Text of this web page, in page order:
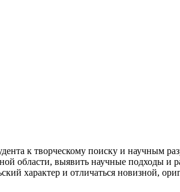
к творческому поиску и научным
области, выявить научные подходы и
характер и отличаться новизной,